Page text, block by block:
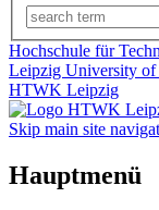
Hochschule für
Leipzig University of
HTWK Leipzig
Skip main site
Hauptmenü